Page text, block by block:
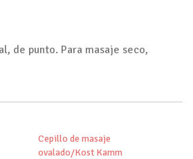
de punto. Para masaje seco,
Cepillo de masaje
ovalado/Kost Kamm